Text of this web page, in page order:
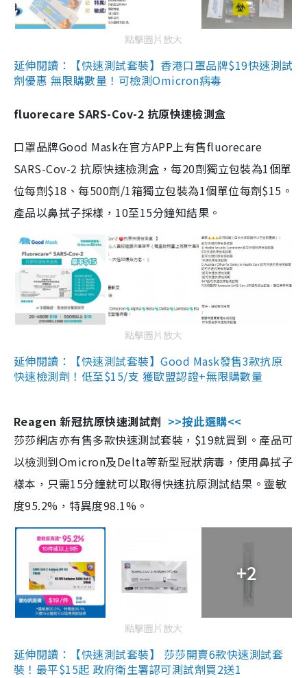
點擊圖片放大
延伸閱讀：【快速測試套裝】香港口罩品牌$19快速測試
劑優惠 無限購數量！可檢測Omicron病毒
fluorecare SARS-Cov-2 抗原快速檢測盒
口罩品牌Good Mask在官方APP上有售fluorecare
SARS-Cov-2 抗原快速檢測盒，每20劑獨立包裝為1個單
位每劑$18、每500劑/1箱獨立包裝為1個單位每劑$15。
產品以鼻拭子採樣，10至15分鐘知結果。
點擊圖片放大
延伸閱讀：【快速測試套裝】Good Mask發售3款抗原
快速檢測劑！低至$15/支 獲歐盟認證+無限購數量
Reagen 新冠抗原快速測試劑 >>按此選購<<
莎莎網店亦有售多款快速測試套裝，$19就買到。產品可
以檢測到Omicron及Delta等新型冠狀病毒，使用鼻拭子
樣本，只需15分鐘就可以取得快速抗原測試結果。靈敏
度95.2%，特異度98.1%。
+2
點擊圖片放大
延伸閱讀：【快速測試套裝】 莎莎開賣6款快速測試套
裝！最平$15起 政府衛生署認可測試劑買2送1